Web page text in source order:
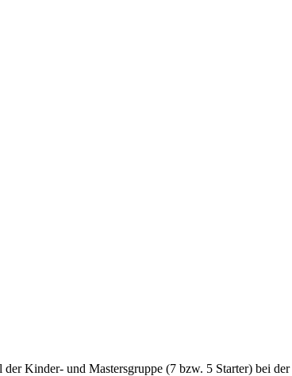
Kinder- und Mastersgruppe (7 bzw. 5 Starter) bei